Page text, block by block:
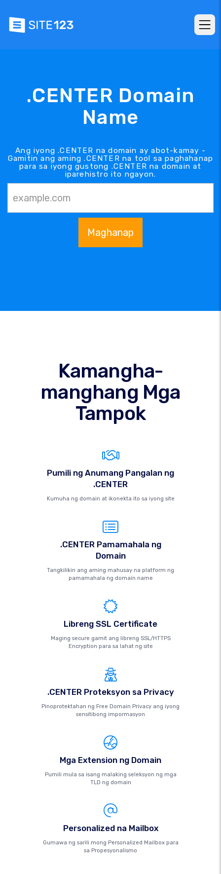
.CENTER Domain
Name
Ang iyong .CENTER na domain ay abot-kamay -
Gamitin ang aming .CENTER na tool sa paghahanap
para sa iyong gustong .CENTER na domain at
iparehistro ito ngayon.
Maghanap
Kamangha-
manghang Mga
Tampok
Pumili ng Anumang Pangalan ng
.CENTER
Kumuha ng domain at ikonekta ito sa iyong site
.CENTER Pamamahala ng
Domain
Tangkilikin ang aming mahusay na platform ng
pamamahala ng domain name
Libreng SSL Certificate
Maging secure gamit ang libreng SSL/HTTPS
Encryption para sa lahat ng site
.CENTER Proteksyon sa Privacy
Pinoprotektahan ng Free Domain Privacy ang iyong
sensitibong impormasyon
Mga Extension ng Domain
Pumili mula sa isang malaking seleksyon ng mga
TLD ng domain
Personalized na Mailbox
Gumawa ng sarili mong Personalized Mailbox para
sa Propesyonalismo